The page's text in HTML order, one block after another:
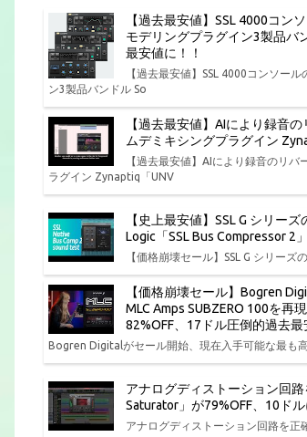
【過去最安値】SSL 4000コ
モデリングプラグイン3製品バ
最安値に！！
【過去最安値】SSL 4000コンソー
ン3製品バンドル So
【過去最安値】AIにより録音
ムデミキシングプラグイン
【過去最安値】AIにより録音のリ
ラグイン Zynaptiq「UNV
【史上最安値】SSL G シリー
Logic「SSL Bus Compressor 2
【価格崩壊セール】SSL G シリー
【価格崩壊セール】Bogren
MLC Amps SUBZERO 100を再
82%OFF、17ドル圧倒的過去最
Bogren Digitalがセール開始、現在入手可能な最も
アナログディストーション回
Saturator」が79%OFF、10ドル
アナログディストーション回路を